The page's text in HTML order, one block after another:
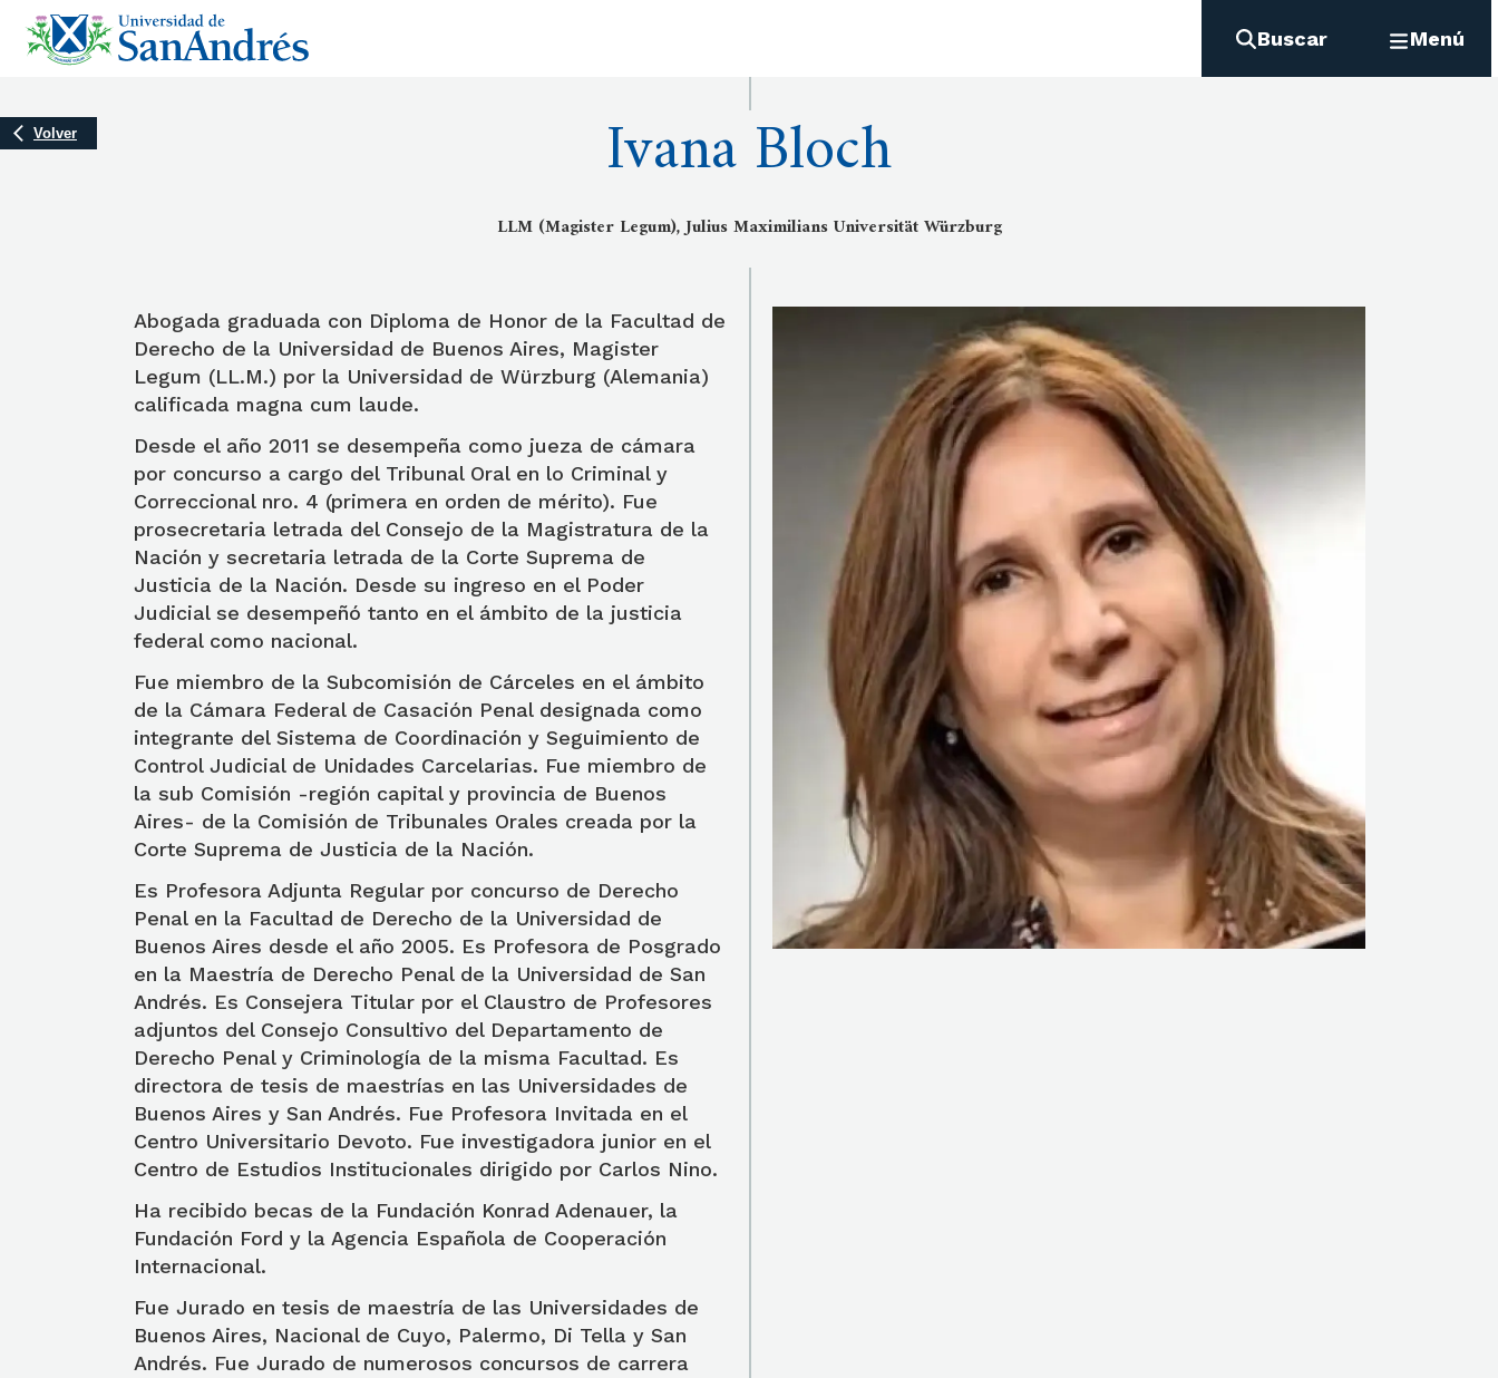
Buscar Menú
Volver Ivana Bloch
LLM (Magister Legum), Julius Maximilians Universität Würzburg
Abogada graduada con Diploma de Honor de la Facultad de
Derecho de la Universidad de Buenos Aires, Magister
Legum (LL.M.) por la Universidad de Würzburg (Alemania)
calificada magna cum laude.
Desde el año 2011 se desempeña como jueza de cámara
por concurso a cargo del Tribunal Oral en lo Criminal y
Correccional nro. 4 (primera en orden de mérito). Fue
prosecretaria letrada del Consejo de la Magistratura de la
Nación y secretaria letrada de la Corte Suprema de
Justicia de la Nación. Desde su ingreso en el Poder
Judicial se desempeñó tanto en el ámbito de la justicia
federal como nacional.
Fue miembro de la Subcomisión de Cárceles en el ámbito
de la Cámara Federal de Casación Penal designada como
integrante del Sistema de Coordinación y Seguimiento de
Control Judicial de Unidades Carcelarias. Fue miembro de
la sub Comisión -región capital y provincia de Buenos
Aires- de la Comisión de Tribunales Orales creada por la
Corte Suprema de Justicia de la Nación.
Es Profesora Adjunta Regular por concurso de Derecho
Penal en la Facultad de Derecho de la Universidad de
Buenos Aires desde el año 2005. Es Profesora de Posgrado
en la Maestría de Derecho Penal de la Universidad de San
Andrés. Es Consejera Titular por el Claustro de Profesores
adjuntos del Consejo Consultivo del Departamento de
Derecho Penal y Criminología de la misma Facultad. Es
directora de tesis de maestrías en las Universidades de
Buenos Aires y San Andrés. Fue Profesora Invitada en el
Centro Universitario Devoto. Fue investigadora junior en el
Centro de Estudios Institucionales dirigido por Carlos Nino.
Ha recibido becas de la Fundación Konrad Adenauer, la
Fundación Ford y la Agencia Española de Cooperación
Internacional.
Fue Jurado en tesis de maestría de las Universidades de
Buenos Aires, Nacional de Cuyo, Palermo, Di Tella y San
Andrés. Fue Jurado de numerosos concursos de carrera